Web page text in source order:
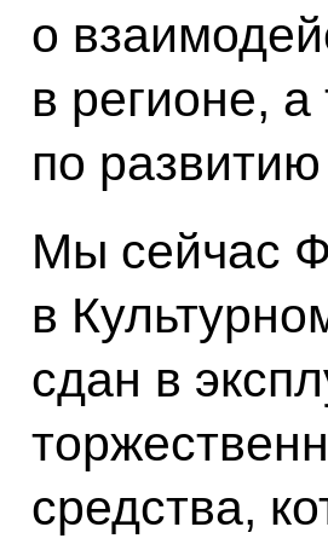
о
в регионе,
по
Мы сейчас
в
сдан в
средства,